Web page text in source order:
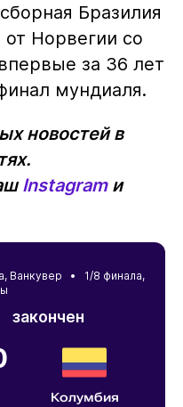
Бразилия
от Норвегии со
за 36 лет
мундиаля.
новостей в
Instagramи
, Ванкувер • 1/8 финала,
закончен
Колумбия